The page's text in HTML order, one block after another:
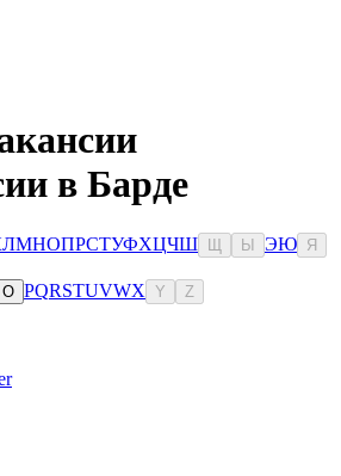
в Барде
ЛМНОПРСТУФХЦЧШ Ы ЭЮ Я
O PQRSTUVWX Y Z